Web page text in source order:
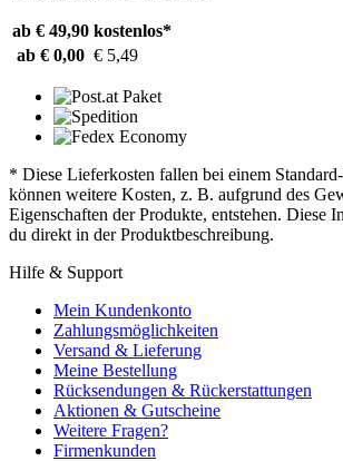
ab € 49,90 kostenlos*
ab € 0,00 € 5,49
* Diese Lieferkosten fallen bei einem
können weitere Kosten, z. B. aufgrund des
Eigenschaften der Produkte, entstehen. Diese
du direkt in der Produktbeschreibung.
Hilfe & Support
Mein Kundenkonto
Zahlungsmöglichkeiten
Versand & Lieferung
Meine Bestellung
Rücksendungen & Rückerstattungen
Aktionen & Gutscheine
Weitere Fragen?
Firmenkunden